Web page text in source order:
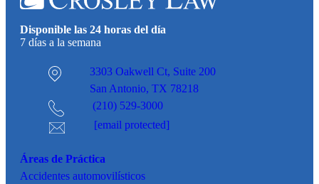
Disponible las 24 horas del día
7 días a la semana
3303 Oakwell Ct, Suite 200
San Antonio, TX 78218
(210) 529-3000
[email protected]
Áreas de Práctica
Accidentes automovilísticos